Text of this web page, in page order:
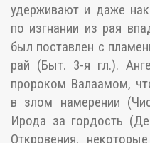
удерживают и даже
по изгнании из рая
был поставлен с
рай (Быт. 3-я гл.).
пророком Валаамом,
в злом намерении
Ирода за гордость
Откровения,